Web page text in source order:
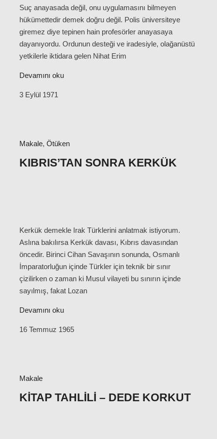
Suç anayasada değil, onu uygulamasını bilmeyen
hükümettedir demek doğru değil. Polis üniversiteye
giremez diye tepinen hain profesörler anayasaya
dayanıyordu. Ordunun desteği ve iradesiyle, olağanüstü
yetkilerle iktidara gelen Nihat Erim
Devamını oku
3 Eylül 1971
Makale, Ötüken
KIBRIS’TAN SONRA KERKÜK
Kerkük demekle Irak Türklerini anlatmak istiyorum.
Aslına bakılırsa Kerkük davası, Kıbrıs davasından
öncedir. Birinci Cihan Savaşının sonunda, Osmanlı
İmparatorluğun içinde Türkler için teknik bir sınır
çizilirken o zaman ki Musul vilayeti bu sınırın içinde
sayılmış, fakat Lozan
Devamını oku
16 Temmuz 1965
Makale
KITAP TAHLILI – DEDE KORKUT